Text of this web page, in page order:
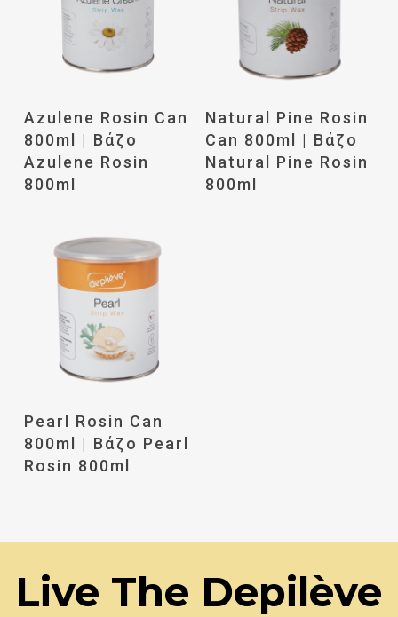
Διαβάστε
Περισσότερα
Azulene Rosin Can
800ml | Βάζο
Azulene Rosin
800ml
Διαβάστε
Περισσότερα
Natural Pine Rosin
Can 800ml | Βάζο
Natural Pine Rosin
800ml
Περισσότερα
Pearl Rosin Can
800ml | Βάζο Pearl
Rosin 800ml
Live The Depilève